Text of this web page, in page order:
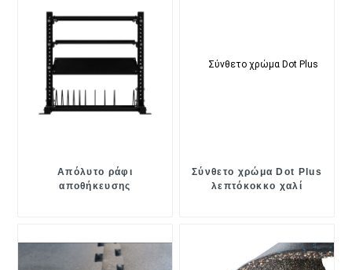
Απόλυτο ράφι
αποθήκευσης
Σύνθετο χρώμα Dot Plus
λεπτόκοκκο χαλί